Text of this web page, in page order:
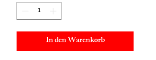
In den Warenkorb